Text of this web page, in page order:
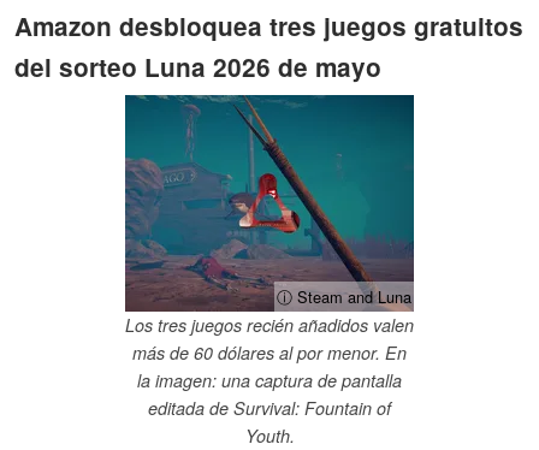
Amazon desbloquea tres juegos gratuitos
del sorteo Luna 2026 de mayo
ⓘ Steam and Luna
Los tres juegos recién añadidos valen
más de 60 dólares al por menor. En
la imagen: una captura de pantalla
editada de Survival: Fountain of
Youth.